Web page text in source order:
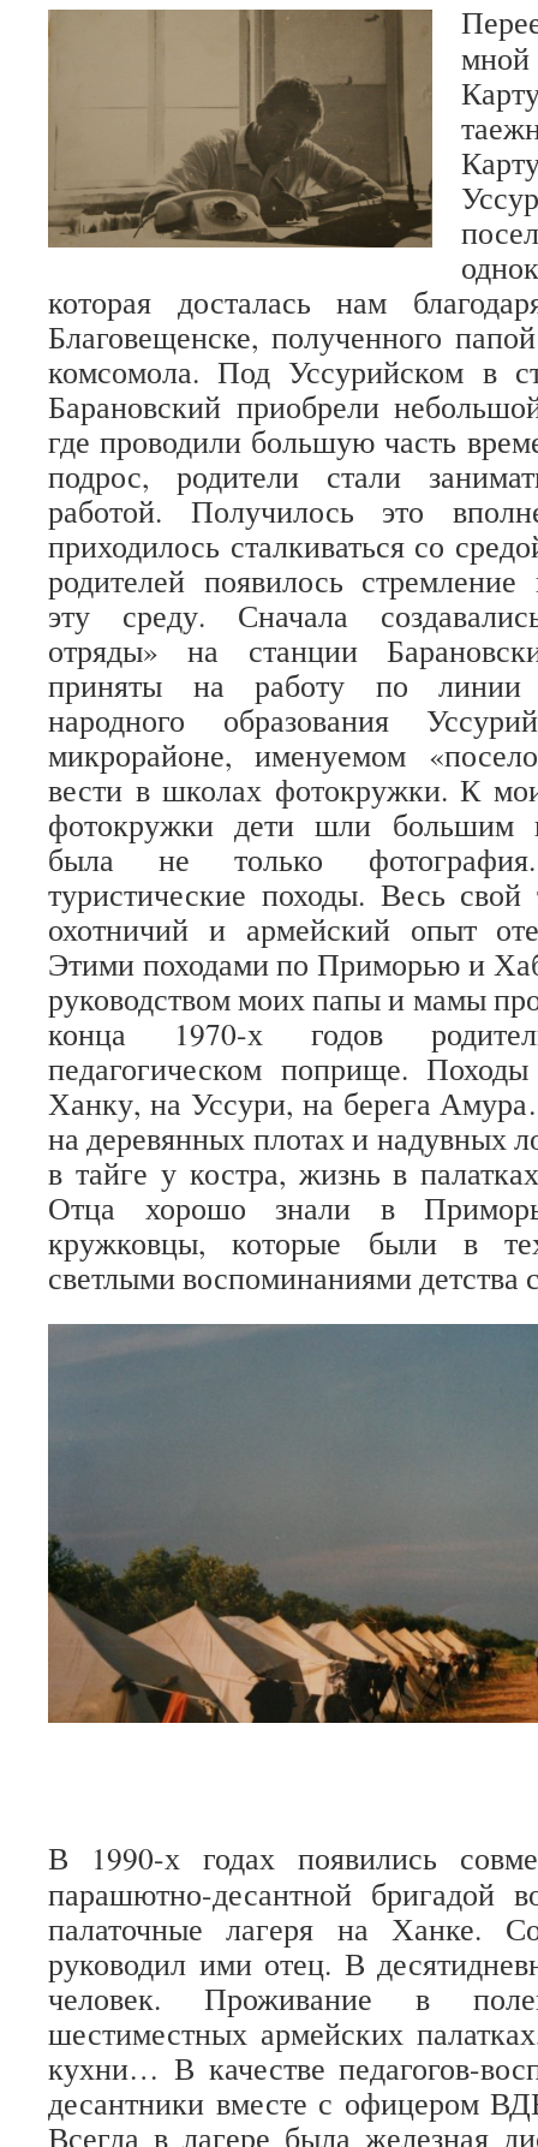
мной
которая досталась нам
Благовещенске, полученного
комсомола. Под Уссурийском в
Барановский приобрели
где проводили большую часть
подрос, родители стали
работой. Получилось это
приходилось сталкиваться со
родителей появилось стремление
эту среду. Сначала
отряды» на станции
приняты на работу по линии
народного образования
микрорайоне, именуемом
вести в школах фотокружки. К
фотокружки дети шли большим
была не только
туристические походы. Весь
охотничий и армейский опыт
Этими походами по Приморью и
руководством моих папы и мамы
конца 1970-х годов
педагогическом поприще.
Ханку, на Уссури, на берега
на деревянных плотах и надувных
в тайге у костра, жизнь в
Отца хорошо знали в
кружковцы, которые были в
светлыми воспоминаниями детства
В 1990-х годах появились
парашютно-десантной бригадой
палаточные лагеря на Ханке.
руководил ими отец. В
человек. Проживание в
шестиместных армейских
кухни… В качестве педагогов-
десантники вместе с офицером
Всегда в лагере была железная